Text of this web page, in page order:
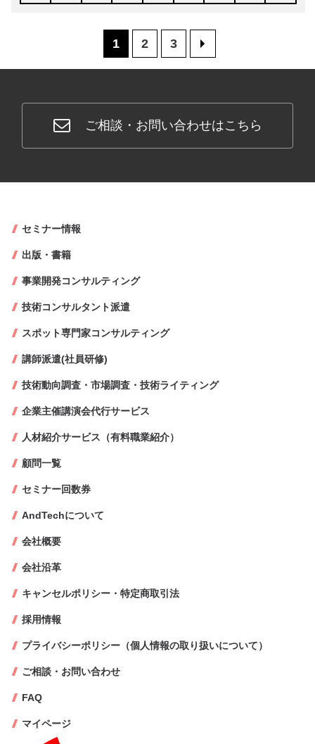
1 2 3 >
ご相談・お問い合わせはこちら
セミナー情報
出版・書籍
事業開発コンサルティング
技術コンサルタント派遣
スポット専門家コンサルティング
講師派遣(社員研修)
技術動向調査・市場調査・技術ライティング
企業主催講演会代行サービス
人材紹介サービス（有料職業紹介）
顧問一覧
セミナー回数券
AndTechについて
会社概要
会社沿革
キャンセルポリシー・特定商取引法
採用情報
プライバシーポリシー（個人情報の取り扱いについて）
ご相談・お問い合わせ
FAQ
マイページ